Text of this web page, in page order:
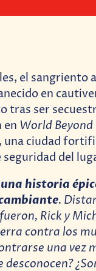
el sangriento
en
tras ser
en World Beyond
, una ciudad
del
una historia
.
Rick y
contra los
una vez